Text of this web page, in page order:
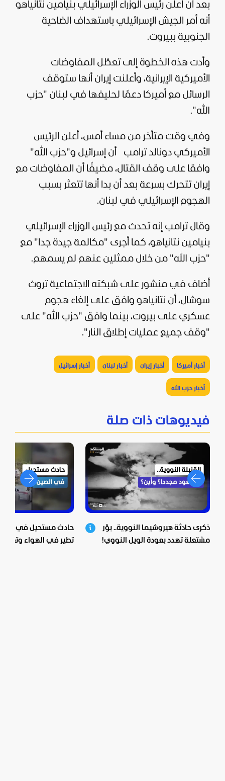
بعد أن أعلن رئيس الوزراء الإسرائيلي بنيامين نتانياهو
أنه أمر
الجيش الإسرائيلي باستهداف الضاحية
الجنوبية ببيروت.
وأدت هذه الخطوة إلى تعطّل المفاوضات
الأميركية الإيرانية، وأعلنت إيران أنها ستوقف
الرسائل مع أميركا دعمًا لحليفها في لبنان "حزب
الله".
وفي وقت متأخر من مساء أمس، أعلن الرئيس
الأميركي دونالد ترامب أن إسرائيل و"حزب الله"
وافقا على وقف القتال، مضيفًا أن المفاوضات مع
إيران تتحرك بسرعة بعد أن بدا أنها تتعثر بسبب
الهجوم الإسرائيلي في لبنان.
وقال ترامب إنه تحدث مع رئيس الوزراء الإسرائيلي
بنيامين نتانياهو، كما أجرى "مكالمة جيدة جدا" مع
"حزب الله" من خلال ممثلين عنهم لم يسمهم.
أضاف في منشور على شبكته الاجتماعية تروث
سوشال، أن نتانياهو وافق على إلغاء هجوم
عسكري على بيروت، بينما وافق "حزب الله" على
"وقف جميع عمليات إطلاق النار".
أخبار أميركا أخبار إيران أخبار لبنان أخبار إسرائيل
أخبار حزب الله
فيديوهات ذات صلة
ذكرى حادثة هيروشيما النووية.. بؤر
مشتعلة تهدد بعودة الويل النووي!
حادث مستحيل في
تطير في الهواء